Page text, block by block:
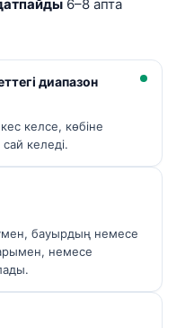
6–8 апта
диапазон
келсе, көбіне
келеді.
бауырдың немесе
немесе